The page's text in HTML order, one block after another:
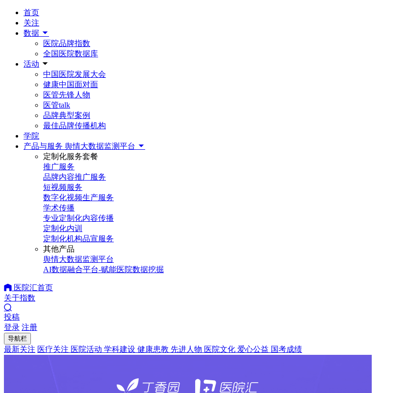
首页
关注
数据
医院品牌指数
全国医院数据库
活动
中国医院发展大会
健康中国面对面
医管先锋人物
医管talk
品牌典型案例
最佳品牌传播机构
学院
产品与服务 舆情大数据监测平台
定制化服务套餐
推广服务
品牌内容推广服务
短视频服务
数字化视频生产服务
学术传播
专业定制化内容传播
定制化内训
定制化机构品宣服务
其他产品
舆情大数据监测平台
AI数据融合平台-赋能医院数据挖掘
医院汇首页
关于指数
投稿
登录 注册
导航栏
最新关注 医疗关注 医院活动 学科建设 健康患教 先进人物 医院文化 爱心公益 国考成绩